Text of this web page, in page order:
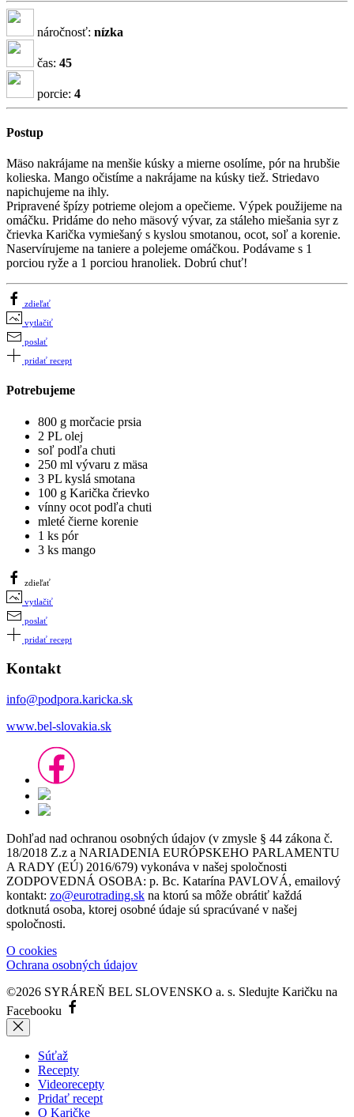
náročnosť: nízka
čas: 45
porcie: 4
Postup
Mäso nakrájame na menšie kúsky a mierne osolíme, pór na hrubšie
kolieska. Mango očistíme a nakrájame na kúsky tiež. Striedavo
napichujeme na ihly.
Pripravené špízy potrieme olejom a opečieme. Výpek použijeme na
omáčku. Pridáme do neho mäsový vývar, za stáleho miešania syr z
črievka Karička vymiešaný s kyslou smotanou, ocot, soľ a korenie.
Naservírujeme na taniere a polejeme omáčkou. Podávame s 1
porciou ryže a 1 porciou hranoliek. Dobrú chuť!
zdieľať
vytlačiť
poslať
pridať recept
Potrebujeme
800 g morčacie prsia
2 PL olej
soľ podľa chuti
250 ml vývaru z mäsa
3 PL kyslá smotana
100 g Karička črievko
vínny ocot podľa chuti
mleté čierne korenie
1 ks pór
3 ks mango
zdieľať
vytlačiť
poslať
pridať recept
Kontakt
info@podpora.karicka.sk
www.bel-slovakia.sk
Dohľad nad ochranou osobných údajov (v zmysle § 44 zákona č.
18/2018 Z.z a NARIADENIA EURÓPSKEHO PARLAMENTU
A RADY (EÚ) 2016/679) vykonáva v našej spoločnosti
ZODPOVEDNÁ OSOBA: p. Bc. Katarína PAVLOVÁ, emailový
kontakt: zo@eurotrading.sk na ktorú sa môže obrátiť každá
dotknutá osoba, ktorej osobné údaje sú spracúvané v našej
spoločnosti.
O cookies
Ochrana osobných údajov
©2026 SYRÁREŇ BEL SLOVENSKO a. s. Sledujte Karičku na
Facebooku
Súťaž
Recepty
Videorecepty
Pridať recept
O Karičke